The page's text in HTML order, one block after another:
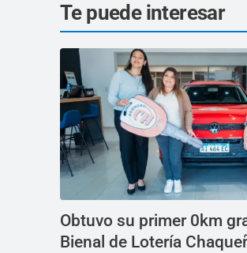
Te puede interesar
Obtuvo su primer 0km
Bienal de Lotería